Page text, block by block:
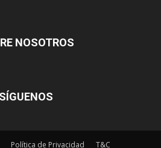
NOSOTROS
SÍGUENOS
Política de Privacidad T&C